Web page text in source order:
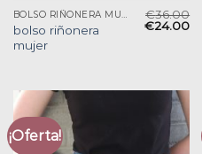
BOLSO RIÑONERA MUJER
bolso riñonera
mujer
€36.00
€24.00
¡Oferta!